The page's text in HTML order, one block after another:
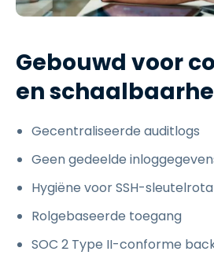
Gebouwd voor
en
Gecentraliseerde auditlogs
Geen gedeelde
Hygiëne voor SSH-
Rolgebaseerde toegang
SOC 2 Type II-conforme